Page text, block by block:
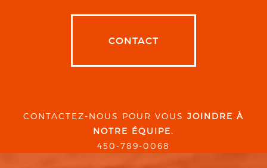
CONTACT
CONTACTEZ-NOUS POUR VOUS JOINDRE À
NOTRE ÉQUIPE.
450-789-0068